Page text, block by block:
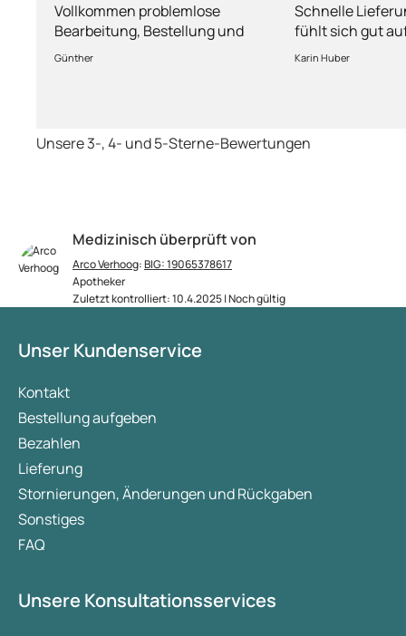
Medizinisch überprüft von
Arco Verhoog:BIG: 19065378617
Apotheker
Zuletzt kontrolliert: 10.4.2025 | Noch gültig
Vollkommen problemlose
Bearbeitung, Bestellung und
Lieferung
Günther
Schnelle
fühlt sich gut
Fragen kann
Karin Huber
Unsere 3-, 4- und 5-Sterne-Bewertungen
Unser Kundenservice
Kontakt
Bestellung aufgeben
Bezahlen
Lieferung
Stornierungen, Änderungen und Rückgaben
Sonstiges
FAQ
Unsere Konsultationsservices